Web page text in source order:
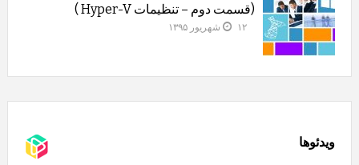
(قسمت دوم – تنظیمات Hyper-V )
۱۲ شهریور ۱۳۹۵
ویدئوها